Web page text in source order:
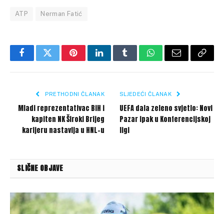
ATP Nerman Fatić
FacebookTwitterPinterestLinkedInTumblrWhatsApp
Email Copy
PRETHODNI ČLANAK
Mladi reprezentativac BiH i
kapiten NK Široki Brijeg
karijeru nastavlja u HNL-u
SLJEDEĆI ČLANAK
UEFA dala zeleno svjetlo: Novi
Pazar ipak u Konferencijskoj
ligi
SLIČNE OBJAVE